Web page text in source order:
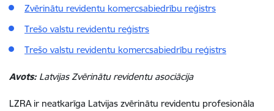
Zvērinātu revidentu komercsabiedrību reģistrs
Trešo valstu revidentu reģistrs
Trešo valstu revidentu komercsabiedrību reģistrs
Avots: Latvijas Zvērinātu revidentu asociācija
LZRA ir neatkarīga Latvijas zvērinātu revidentu profesionāla